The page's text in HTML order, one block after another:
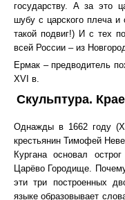
государству. А за это
шубу с царского плеча
такой подвиг!) И с тех
всей России – из
Ермак – предводитель
XVI в.
Скульптура.
Однажды в 1662 году
крестьянин Тимофей
Кургана основал
Царёво Городище.
эти три построенных
языке образовывает